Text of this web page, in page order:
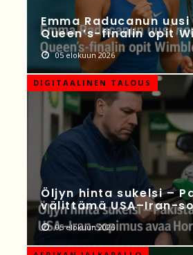
Emma Raducanun
Queen’s-finalin opit
05 elokuun 2026
DIGITAALINEN TALOUS
Öljyn hinta sukelsi –
välittämä USA–Iran-
05 elokuun 2026